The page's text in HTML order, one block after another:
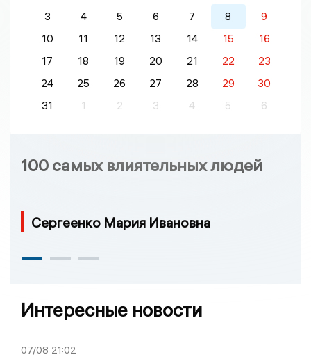
3
4 5 6 7 8
9
10
11 12 13 14 15
16
17
18 19 20 21 22
23
24
25 26 27 28 29
30
31
1 2 3 4 5 6
100 самых влиятельных людей
Сергеенко Мария Ивановна
Интересные новости
07/08 21:02